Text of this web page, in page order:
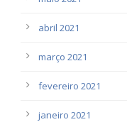
abril 2021
março 2021
fevereiro 2021
janeiro 2021